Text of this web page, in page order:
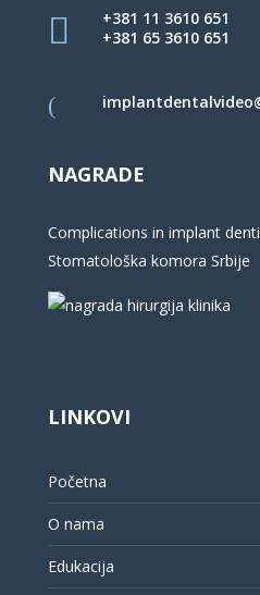
+381 11 3610 651
+381 65 3610 651
NAGRADE
Complications in implant
Stomatološka komora Srbije
LINKOVI
Početna
O nama
Edukacija